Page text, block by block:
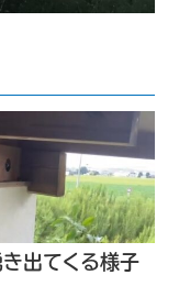
き出てくる様子